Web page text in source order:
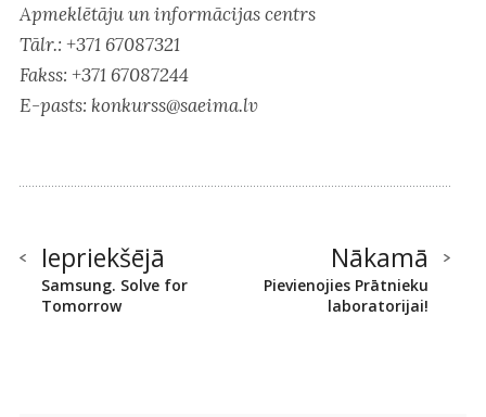
Apmeklētāju un informācijas centrs
Tālr.: +371 67087321
Fakss: +371 67087244
E-pasts: konkurss@saeima.lv
Iepriekšējā
Samsung. Solve for
Tomorrow
Nākamā
Pievienojies Prātnieku
laboratorijai!